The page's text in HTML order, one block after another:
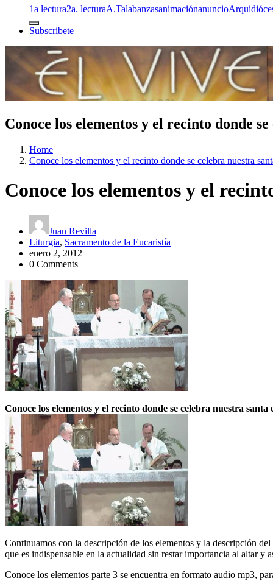
1a lectura2a. lecturaA.Talabanzasanimaciónanuncio
Subscribete
Conoce los elementos y el recinto donde
Home
Conoce los elementos y el recinto donde se celebra nuestra
Conoce los elementos y el
Juan Revilla
Liturgia, Sacramento de la Eucaristía
enero 2, 2012
0 Comments
Conoce los elementos y el recinto donde se celebra nuestra
Continuamos con la descripción de los elementos y la descripción
que es indispensable en la actualidad sin restar importancia al altar y
Conoce los elementos parte 3 se encuentra en formato audio mp3,